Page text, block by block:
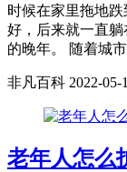
时候在家里拖地
好，后来就一直
的晚年。 随着城
非凡百科 2022-05-
老年人怎么